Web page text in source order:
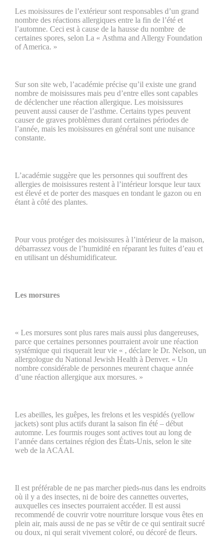
Les moisissures de l’extérieur sont responsables d’un grand
nombre des réactions allergiques entre la fin de l’été et
l’automne. Ceci est à cause de la hausse du nombre de
certaines spores, selon La « Asthma and Allergy Foundation
of America. »
Sur son site web, l’académie précise qu’il existe une grand
nombre de moisissures mais peu d’entre elles sont capables
de déclencher une réaction allergique. Les moisissures
peuvent aussi causer de l’asthme. Certains types peuvent
causer de graves problèmes durant certaines périodes de
l’année, mais les moisissures en général sont une nuisance
constante.
L’académie suggère que les personnes qui souffrent des
allergies de moisissures restent à l’intérieur lorsque leur taux
est élevé et de porter des masques en tondant le gazon ou en
étant à côté des plantes.
Pour vous protéger des moisissures à l’intérieur de la maison,
débarrassez vous de l’humidité en réparant les fuites d’eau et
en utilisant un déshumidificateur.
Les morsures
« Les morsures sont plus rares mais aussi plus dangereuses,
parce que certaines personnes pourraient avoir une réaction
systémique qui risquerait leur vie « , déclare le Dr. Nelson, un
allergologue du National Jewish Health à Denver. « Un
nombre considérable de personnes meurent chaque année
d’une réaction allergique aux morsures. »
Les abeilles, les guêpes, les frelons et les vespidés (yellow
jackets) sont plus actifs durant la saison fin été – début
automne. Les fourmis rouges sont actives tout au long de
l’année dans certaines région des États-Unis, selon le site
web de la ACAAI.
Il est préférable de ne pas marcher pieds-nus dans les endroits
où il y a des insectes, ni de boire des cannettes ouvertes,
auxquelles ces insectes pourraient accéder. Il est aussi
recommendé de couvrir votre nourriture lorsque vous êtes en
plein air, mais aussi de ne pas se vêtir de ce qui sentirait sucré
ou doux, ni qui serait vivement coloré, ou décoré de fleurs.